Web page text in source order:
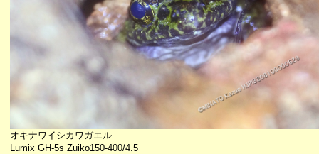
オキナワイシカワガエル
Lumix GH-5s Zuiko150-400/4.5